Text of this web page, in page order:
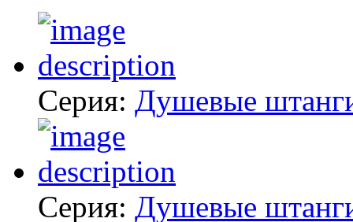
Серия: Душевые
Серия: Душевые